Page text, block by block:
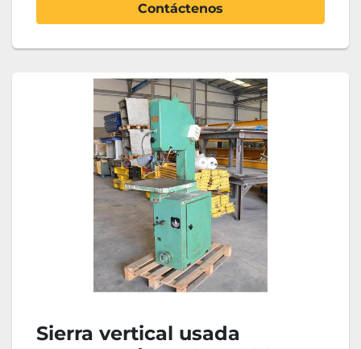
Contáctenos
Sierra vertical usada